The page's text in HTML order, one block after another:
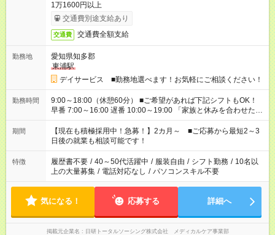
1万1600円以上
交通費別途支給あり
交通費 交通費全額支給
勤務地
愛知県知多郡
東浦駅
デイサービス ■勤務地選べます！お気軽にご相談ください！
勤務時間
9:00～18:00（休憩60分） ■ご希望があれば下記シフトもOK！
早番 7:00～16:00 遅番 10:00～19:00 「家族と休みを合わせた
い」 「余裕を持って夕飯の準備がしたい」 「できれば残業はし
たくない」 など、ご希望を教えてくださいね。 ※Wワーク希望
の方へ 今ご覧のお仕事で希望する勤務時間と、もう1つのお仕事
の勤務時間。 合計で週40時間を超える場合は応募できません。
期間
【現在も積極採用中！急募！】2カ月～ ■ご応募から最短2～3
日後の就業も相談可能です！
特徴 履歴書不要 / 40～50代活躍中 / 服装自由 / シフト勤務 / 10名以
上の大量募集 / 電話対応なし / パソコンスキル不要
気になる！ 応募する 詳細へ
掲載元企業名 日研トータルソーシング株式会社 メディカルケア事業部